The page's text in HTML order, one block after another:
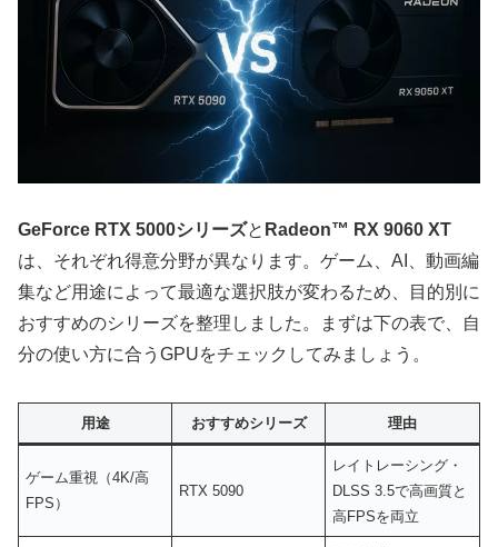
GeForce RTX 5000シリーズと Radeon™ RX 9060 XT
は、それぞれ得意分野が異なります。ゲーム、AI、動画編
集など用途によって最適な選択肢が変わるため、目的別に
おすすめのシリーズを整理しました。まずは下の表で、自
分の使い方に合うGPUをチェックしてみましょう。
用途 おすすめシリーズ 理由
ゲーム重視（4K/高
FPS）
RTX 5090
レイトレーシング・
DLSS 3.5で高画質と
高FPSを両立